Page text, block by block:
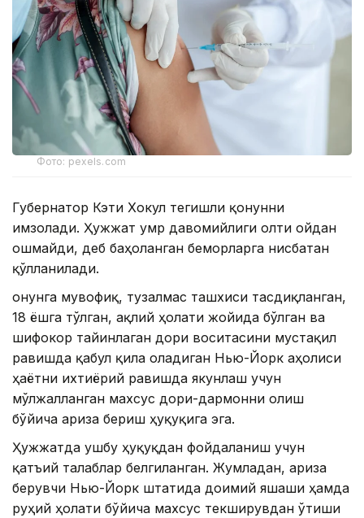
Фото: pexels.com
Губернатор Кэти Хокул тегишли қонунни
имзолади. Ҳужжат умр давомийлиги олти ойдан
ошмайди, деб баҳоланган беморларга нисбатан
қўлланилади.
Қонунга мувофиқ, тузалмас ташхиси тасдиқланган,
18 ёшга тўлган, ақлий ҳолати жойида бўлган ва
шифокор тайинлаган дори воситасини мустақил
равишда қабул қила оладиган Нью-Йорк аҳолиси
ҳаётни ихтиёрий равишда якунлаш учун
мўлжалланган махсус дори-дармонни олиш
бўйича ариза бериш ҳуқуқига эга.
Ҳужжатда ушбу ҳуқуқдан фойдаланиш учун
қатъий талаблар белгиланган. Жумладан, ариза
берувчи Нью-Йорк штатида доимий яшаши ҳамда
руҳий ҳолати бўйича махсус текширувдан ўтиши